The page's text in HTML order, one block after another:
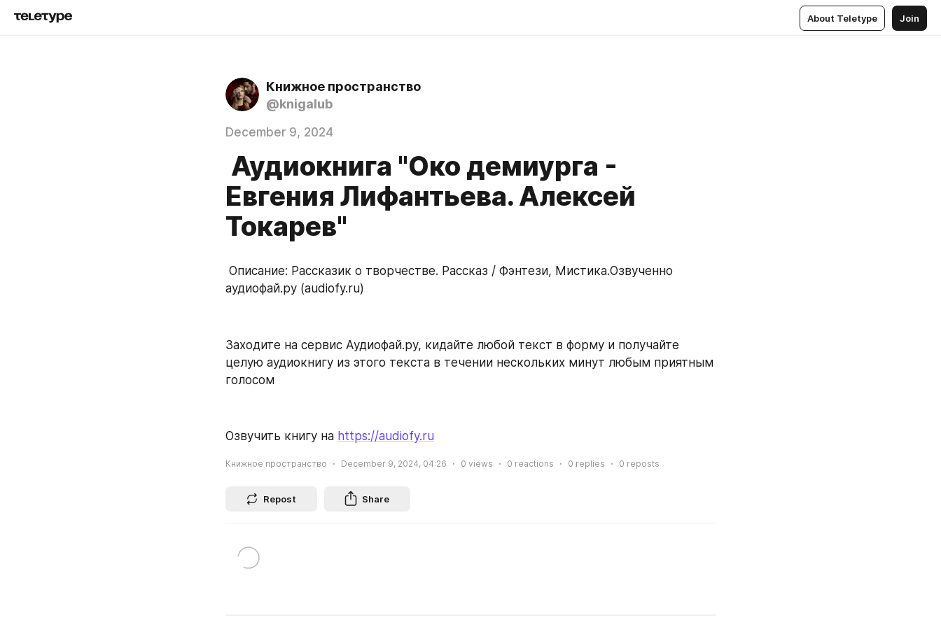
About Teletype Join
Книжное пространство
@knigalub
December 9, 2024
Аудиокнига "Око демиурга -
Евгения Лифантьева. Алексей
Токарев"
аудиофай.ру (audiofy.ru)
Заходите на сервис Аудиофай.ру, кидайте любой текст в форму и получайте
целую аудиокнигу из этого текста в течении нескольких минут любым приятным
голосом
Озвучить книгу на https://audiofy.ru
Книжное пространство December 9, 2024, 04:26 0 views 0 reactions 0 replies 0 reposts
Repost Share